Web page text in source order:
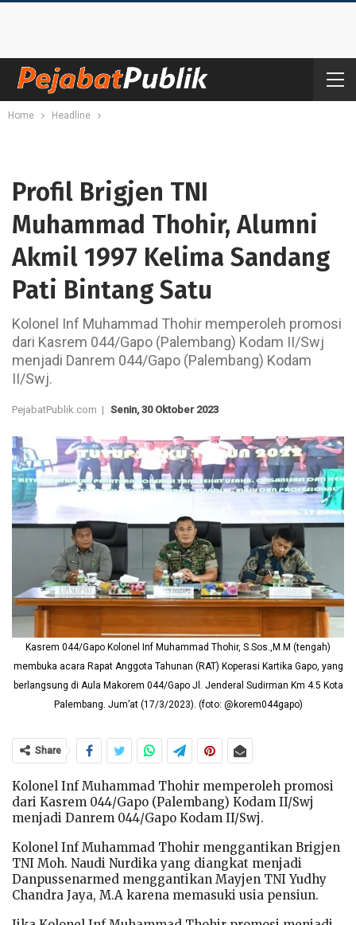
Home Headline
Profil Brigjen TNI
Muhammad Thohir, Alumni
Akmil 1997 Kelima Sandang
Pati Bintang Satu
Kolonel Inf Muhammad Thohir memperoleh promosi
dari Kasrem 044/Gapo (Palembang) Kodam II/Swj
menjadi Danrem 044/Gapo (Palembang) Kodam
II/Swj.
PejabatPublik.com | Senin, 30 Oktober 2023
Kasrem 044/Gapo Kolonel Inf Muhammad Thohir, S.Sos.,M.M (tengah)
membuka acara Rapat Anggota Tahunan (RAT) Koperasi Kartika Gapo, yang
berlangsung di Aula Makorem 044/Gapo Jl. Jenderal Sudirman Km 4.5 Kota
Palembang. Jum’at (17/3/2023). (foto: @korem044gapo)
Share
Kolonel Inf Muhammad Thohir memperoleh promosi
dari Kasrem 044/Gapo (Palembang) Kodam II/Swj
menjadi Danrem 044/Gapo Kodam II/Swj.
Kolonel Inf Muhammad Thohir menggantikan Brigjen
TNI Moh. Naudi Nurdika yang diangkat menjadi
Danpussenarmed menggantikan Mayjen TNI Yudhy
Chandra Jaya, M.A karena memasuki usia pensiun.